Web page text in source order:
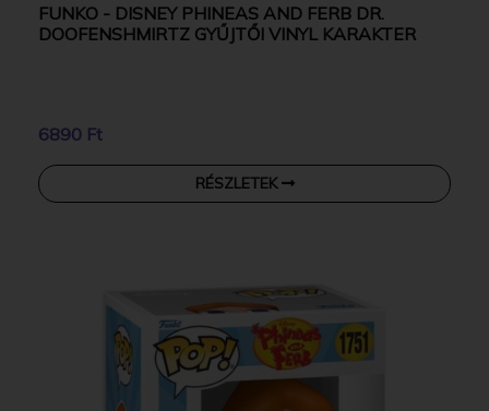
FUNKO - DISNEY PHINEAS AND FERB DR.
DOOFENSHMIRTZ GYŰJTŐI VINYL KARAKTER
6890 Ft
RÉSZLETEK